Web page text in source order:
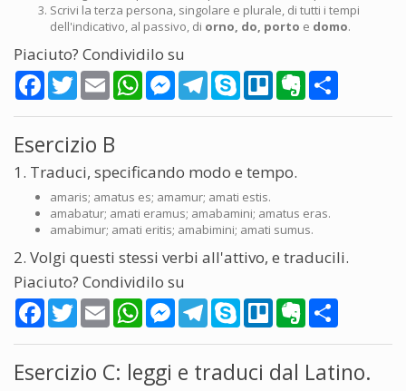
Scrivi la terza persona, singolare e plurale, di tutti i tempi
dell'indicativo, al passivo, di orno, do, porto e domo.
Piaciuto? Condividilo su
FacebookTwitterEmail WhatsAppMessengerTelegramSkype Trello Evernote
Esercizio B
1. Traduci, specificando modo e tempo.
amaris; amatus es; amamur; amati estis.
amabatur; amati eramus; amabamini; amatus eras.
amabimur; amati eritis; amabimini; amati sumus.
2. Volgi questi stessi verbi all'attivo, e traducili.
Piaciuto? Condividilo su
FacebookTwitterEmail WhatsAppMessengerTelegramSkype Trello Evernote
Esercizio C: leggi e traduci dal Latino.